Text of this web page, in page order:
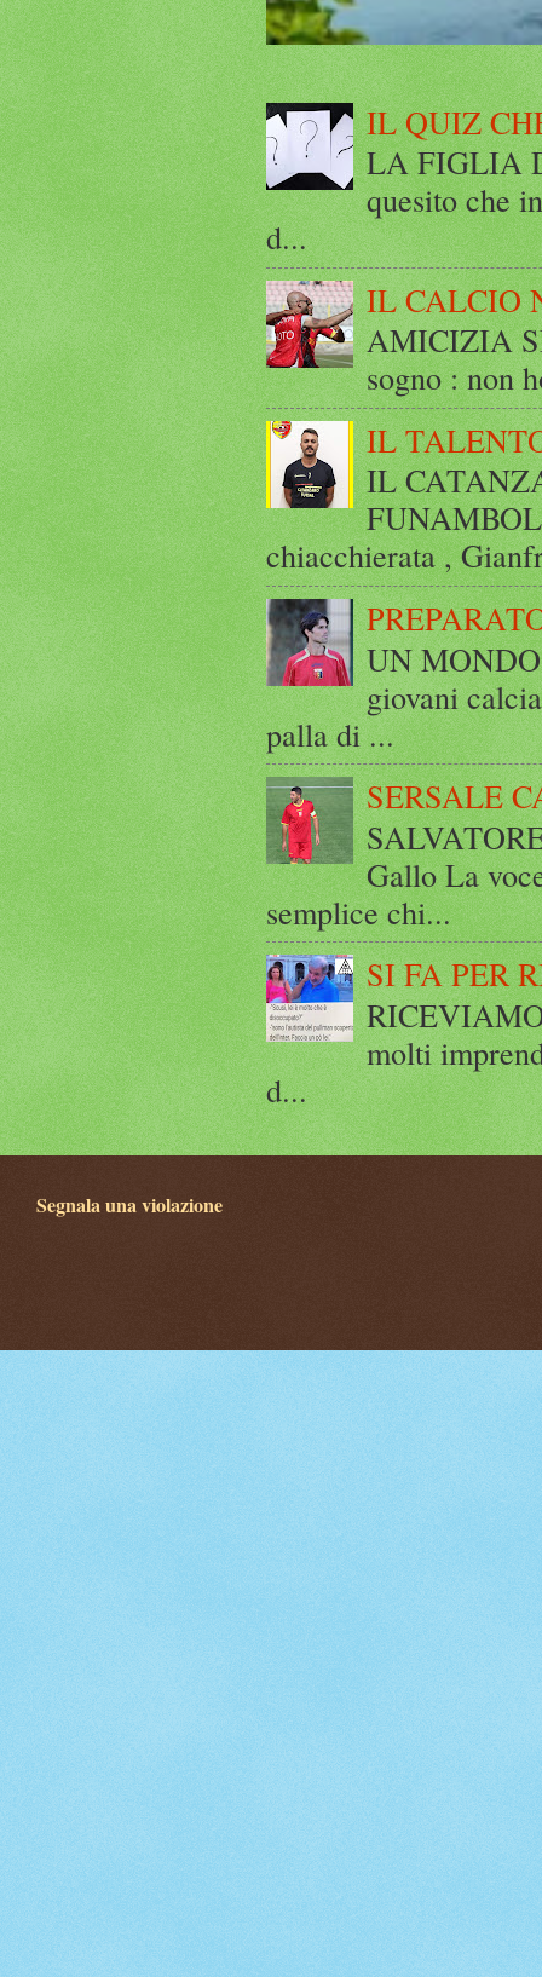
IL QUIZ
LA FIGLIA
quesito che
d...
IL CALCIO
AMICIZIA
sogno : non
IL
IL
chiacchierata ,
UN
giovani
palla di ...
SERSALE
Gallo La
semplice chi...
SI FA PER
molti
d...
Segnala una violazione